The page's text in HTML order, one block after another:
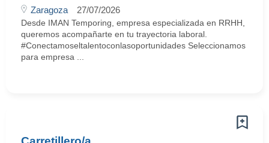
Zaragoza 27/07/2026
Desde IMAN Temporing, empresa especializada en RRHH,
queremos acompañarte en tu trayectoria laboral.
#Conectamoseltalentoconlasoportunidades Seleccionamos
para empresa ...